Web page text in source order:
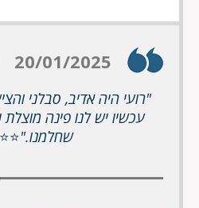
20/01/2025
"רועי היה אדיב, סבלני
עכשיו יש לנו פינה מוצלת
שחלמנו."